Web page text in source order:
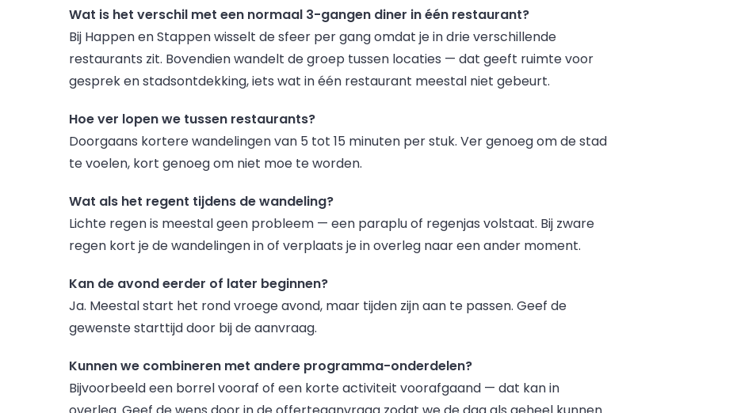
Wat is het verschil met een normaal 3-gangen diner in één restaurant?
Bij Happen en Stappen wisselt de sfeer per gang omdat je in drie verschillende
restaurants zit. Bovendien wandelt de groep tussen locaties — dat geeft ruimte voor
gesprek en stadsontdekking, iets wat in één restaurant meestal niet gebeurt.
Hoe ver lopen we tussen restaurants?
Doorgaans kortere wandelingen van 5 tot 15 minuten per stuk. Ver genoeg om de stad
te voelen, kort genoeg om niet moe te worden.
Wat als het regent tijdens de wandeling?
Lichte regen is meestal geen probleem — een paraplu of regenjas volstaat. Bij zware
regen kort je de wandelingen in of verplaats je in overleg naar een ander moment.
Kan de avond eerder of later beginnen?
Ja. Meestal start het rond vroege avond, maar tijden zijn aan te passen. Geef de
gewenste starttijd door bij de aanvraag.
Kunnen we combineren met andere programma-onderdelen?
Bijvoorbeeld een borrel vooraf of een korte activiteit voorafgaand — dat kan in